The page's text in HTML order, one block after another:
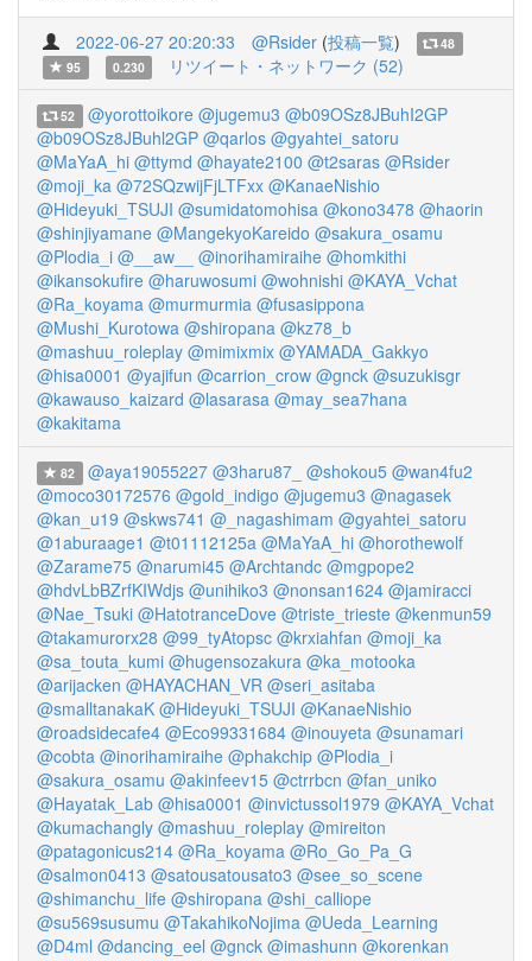
2022-06-27 20:20:33 @Rsider (投稿一覧)
48
95
0.230 リツイート・ネットワーク (52)
52 @yorottoikore @jugemu3 @b09OSz8JBuhI2GP
@b09OSz8JBuhl2GP @qarlos @gyahtei_satoru
@MaYaA_hi @ttymd @hayate2100 @t2saras @Rsider
@moji_ka @72SQzwijFjLTFxx @KanaeNishio
@Hideyuki_TSUJI @sumidatomohisa @kono3478 @haorin
@shinjiyamane @MangekyoKareido @sakura_osamu
@Plodia_i @__aw__ @inorihamiraihe @homkithi
@ikansokufire @haruwosumi @wohnishi @KAYA_Vchat
@Ra_koyama @murmurmia @fusasippona
@Mushi_Kurotowa @shiropana @kz78_b
@mashuu_roleplay @mimixmix @YAMADA_Gakkyo
@hisa0001 @yajifun @carrion_crow @gnck @suzukisgr
@kawauso_kaizard @lasarasa @may_sea7hana
@kakitama
82 @aya19055227 @3haru87_ @shokou5 @wan4fu2
@moco30172576 @gold_indigo @jugemu3 @nagasek
@kan_u19 @skws741 @_nagashimam @gyahtei_satoru
@1aburaage1 @t01112125a @MaYaA_hi @horothewolf
@Zarame75 @narumi45 @Archtandc @mgpope2
@hdvLbBZrfKIWdjs @unihiko3 @nonsan1624 @jamiracci
@Nae_Tsuki @HatotranceDove @triste_trieste @kenmun59
@takamurorx28 @99_tyAtopsc @krxiahfan @moji_ka
@sa_touta_kumi @hugensozakura @ka_motooka
@arijacken @HAYACHAN_VR @seri_asitaba
@smalltanakaK @Hideyuki_TSUJI @KanaeNishio
@roadsidecafe4 @Eco99331684 @inouyeta @sunamari
@cobta @inorihamiraihe @phakchip @Plodia_i
@sakura_osamu @akinfeev15 @ctrrbcn @fan_uniko
@Hayatak_Lab @hisa0001 @invictussol1979 @KAYA_Vchat
@kumachangly @mashuu_roleplay @mireiton
@patagonicus214 @Ra_koyama @Ro_Go_Pa_G
@salmon0413 @satousatousato3 @see_so_scene
@shimanchu_life @shiropana @shi_calliope
@su569susumu @TakahikoNojima @Ueda_Learning
@D4ml @dancing_eel @gnck @imashunn @korenkan